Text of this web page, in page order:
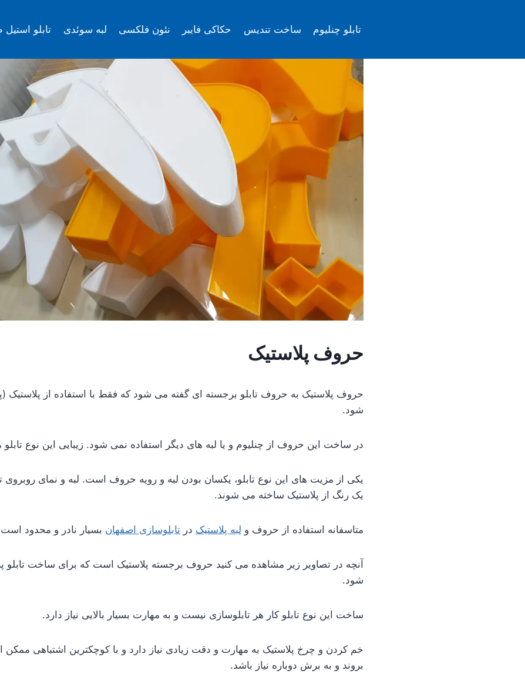
تابلو چنلیوم ساخت تندیس حکاکی فایبر نئون فلکسی لبه سوئدی تابلو استیل
حروف پلاستیک
حروف پلاستیک به حروف تابلو برجسته ای گفته می شود که فقط با استفاده از
شود.
در ساخت این حروف از چنلیوم و یا لبه های دیگر استفاده نمی شود. زیبایی این نوع
یکی از مزیت های این نوع تابلو، یکسان بودن لبه و رویه حروف است. لبه و نمای روبروی
یک رنگ از پلاستیک ساخته می شوند.
متاسفانه استفاده از حروف و لبه پلاستیک در تابلوسازی اصفهان بسیار نادر و محدود
آنچه در تصاویر زیر مشاهده می کنید حروف برجسته پلاستیک است که برای ساخت تابلو
شود.
ساخت این نوع تابلو کار هر تابلوسازی نیست و به مهارت بسیار بالایی نیاز دارد.
خم کردن و چرخ پلاستیک به مهارت و دقت زیادی نیاز دارد و با کوچکترین اشتباهی
بروند و به برش دوباره نیاز باشد.